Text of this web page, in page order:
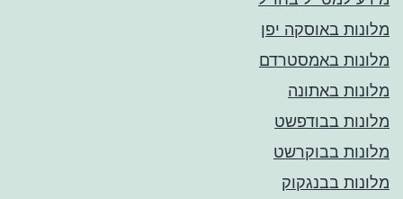
מלונות באוסקה יפן
מלונות באמסטרדם
מלונות באתונה
מלונות בבודפשט
מלונות בבוקרשט
מלונות בבנגקוק